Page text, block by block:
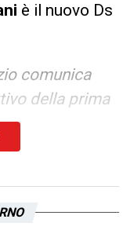
è il nuovo Ds
comunica
della prima
Mariano
Settore
TOP NEWS